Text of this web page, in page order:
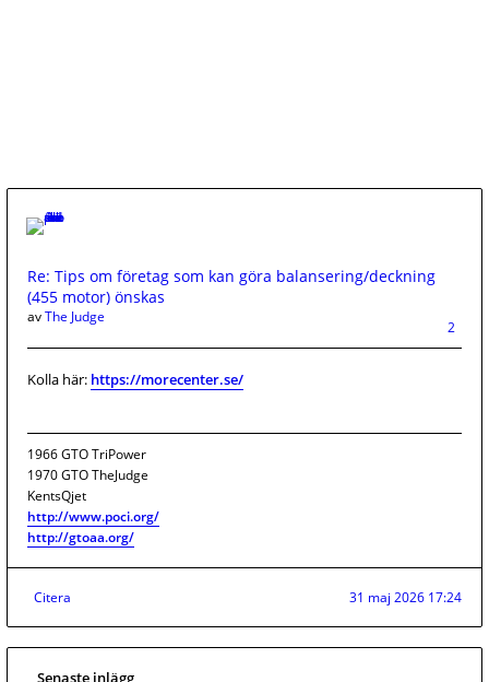
Re: Tips om företag som kan göra balansering/deckning
(455 motor) önskas
2
avThe Judge
Kolla här: https://morecenter.se/
1966 GTO TriPower
1970 GTO TheJudge
KentsQjet
http://www.poci.org/
http://gtoaa.org/
Citera 31 maj 2026 17:24
Senaste inlägg